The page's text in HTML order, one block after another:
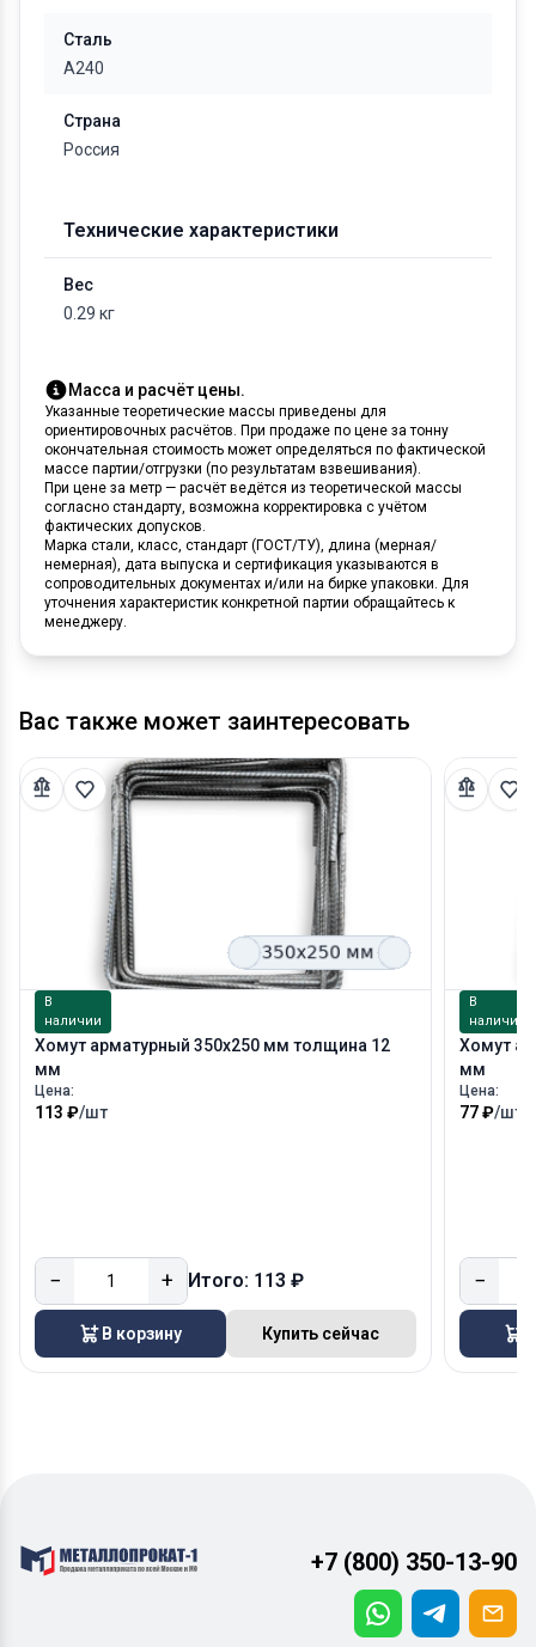
Сталь
А240
Страна
Россия
Технические характеристики
Вес
0.29 кг
Масса и расчёт цены.
Указанные теоретические массы приведены для
ориентировочных расчётов. При продаже по цене за тонну
окончательная стоимость может определяться по фактической
массе партии/отгрузки (по результатам взвешивания).
При цене за метр — расчёт ведётся из теоретической массы
согласно стандарту, возможна корректировка с учётом
фактических допусков.
Марка стали, класс, стандарт (ГОСТ/ТУ), длина (мерная/
немерная), дата выпуска и сертификация указываются в
сопроводительных документах и/или на бирке упаковки. Для
уточнения характеристик конкретной партии обращайтесь к
менеджеру.
Вас также может заинтересовать
В
наличии
Хомут арматурный 350х250 мм толщина 12
мм
Цена:
113 ₽/шт
− + Итого: 113 ₽
В корзину Купить сейчас
В
наличии
Хомут
мм
Цена:
77 ₽/шт
−
+7 (800) 350-13-90